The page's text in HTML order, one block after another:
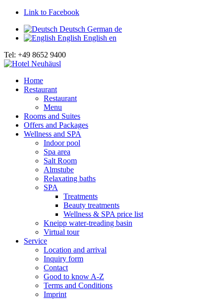
Link to Facebook
Deutsch German de
English English en
Tel: +49 8652 9400
Home
Restaurant
Restaurant
Menu
Rooms and Suites
Offers and Packages
Wellness and SPA
Indoor pool
Spa area
Salt Room
Almstube
Relaxating baths
SPA
Treatments
Beauty treatments
Wellness & SPA price list
Kneipp water-treading basin
Virtual tour
Service
Location and arrival
Inquiry form
Contact
Good to know A-Z
Terms and Conditions
Imprint